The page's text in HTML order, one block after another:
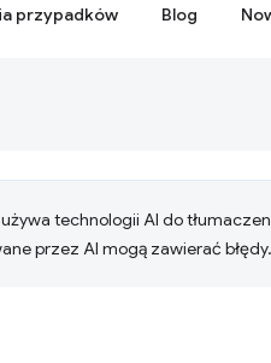
przypadków Blog
technologii AI do
przez AI mogą zawierać błędy.